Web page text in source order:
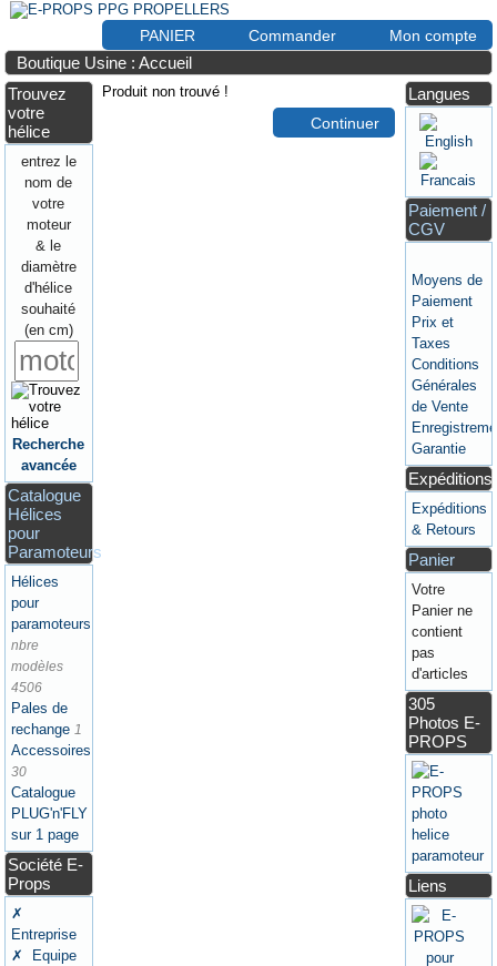
PANIER Commander Mon compte
Boutique Usine : Accueil
Trouvez
votre
hélice
entrez le
nom de
votre
moteur
& le
diamètre
d'hélice
souhaité
(en cm)
Recherche
avancée
Catalogue
Hélices
pour
Paramoteurs
Hélices
pour
paramoteurs
nbre
modèles
4506
Pales de
rechange 1
Accessoires
30
Catalogue
PLUG'n'FLY
sur 1 page
Société E-
Props
✗
Entreprise
✗ Equipe
Produit non trouvé !
Continuer
Langues
Paiement /
CGV
Moyens de
Paiement
Prix et
Taxes
Conditions
Générales
de Vente
Garantie
Expéditions
Expéditions
& Retours
Panier
Votre
Panier ne
contient
pas
d'articles
305
Photos E-
PROPS
Liens